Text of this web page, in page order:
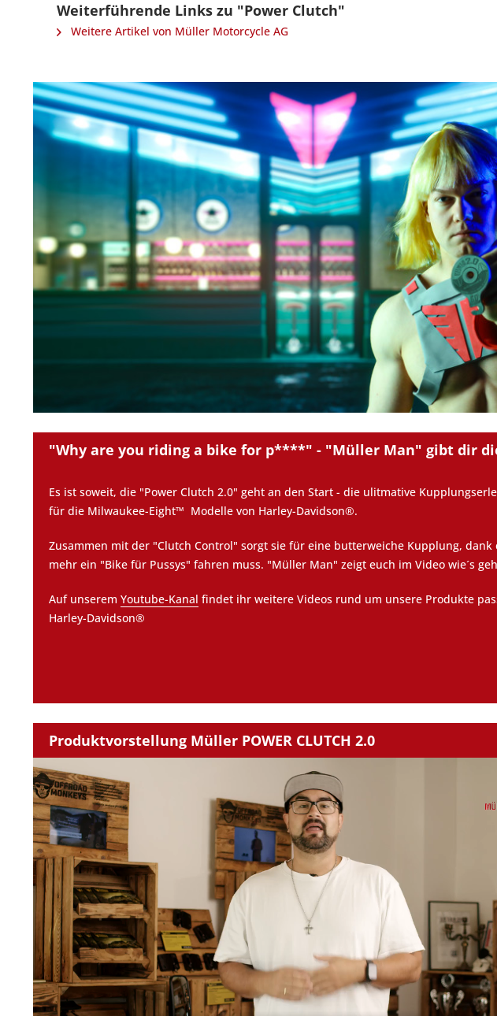
Weiterführende Links zu "Power Clutch"
Weitere Artikel von Müller Motorcycle AG
"Why are you riding a bike for p****" - "Müller Man" gibt dir
Es ist soweit, die "Power Clutch 2.0" geht an den Start - die ulitmative
für die Milwaukee-Eight™ Modelle von Harley-Davidson®.
Zusammen mit der "Clutch Control" sorgt sie für eine butterweiche Kupplung,
mehr ein "Bike für Pussys" fahren muss. "Müller Man" zeigt euch im Video wie´s
Auf unserem Youtube-Kanal findet ihr weitere Videos rund um unsere Produkte
Harley-Davidson®
Produktvorstellung Müller POWER CLUTCH 2.0